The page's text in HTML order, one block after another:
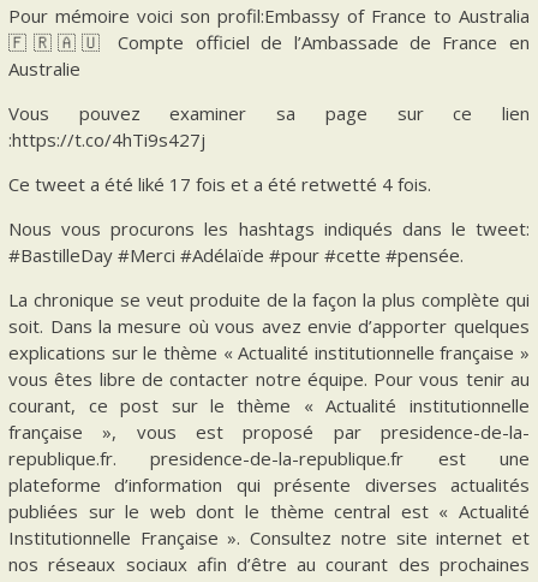
Pour mémoire voici son profil:Embassy of France to Australia
🇫🇷🇦🇺 Compte officiel de l’Ambassade de France en
Australie
Vous pouvez examiner sa page sur ce lien
:https://t.co/4hTi9s427j
Ce tweet a été liké 17 fois et a été retwetté 4 fois.
Nous vous procurons les hashtags indiqués dans le tweet:
#BastilleDay #Merci #Adélaïde #pour #cette #pensée.
La chronique se veut produite de la façon la plus complète qui
soit. Dans la mesure où vous avez envie d’apporter quelques
explications sur le thème « Actualité institutionnelle française »
vous êtes libre de contacter notre équipe. Pour vous tenir au
courant, ce post sur le thème « Actualité institutionnelle
française », vous est proposé par presidence-de-la-
republique.fr. presidence-de-la-republique.fr est une
plateforme d’information qui présente diverses actualités
publiées sur le web dont le thème central est « Actualité
Institutionnelle Française ». Consultez notre site internet et
nos réseaux sociaux afin d’être au courant des prochaines